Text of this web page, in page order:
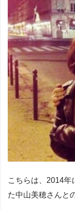
こちらは、2014年
た中山美穂さんと